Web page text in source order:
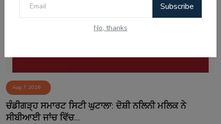
Subscribe
No, thanks
Aug 7, 2026
ਚੰਡੀਗੜ੍ਹ ਸਮਾਰਟ ਸਿਟੀ ਘੁਟਾਲਾ: ਦੋਸ਼ੀ ਨਲਿਨੀ ਮਲਿਕ ਨੇ
ਸੀਬੀਆਈ ਜਾਂਚ ਵਿੱਚ...